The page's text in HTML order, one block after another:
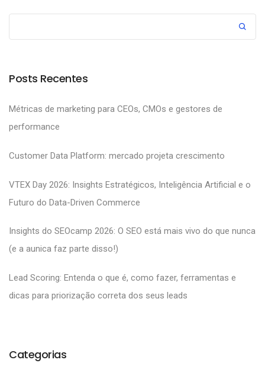
Posts Recentes
Métricas de marketing para CEOs, CMOs e gestores de
performance
Customer Data Platform: mercado projeta crescimento
VTEX Day 2026: Insights Estratégicos, Inteligência Artificial e o
Futuro do Data-Driven Commerce
Insights do SEOcamp 2026: O SEO está mais vivo do que nunca
(e a aunica faz parte disso!)
Lead Scoring: Entenda o que é, como fazer, ferramentas e
dicas para priorização correta dos seus leads
Categorias